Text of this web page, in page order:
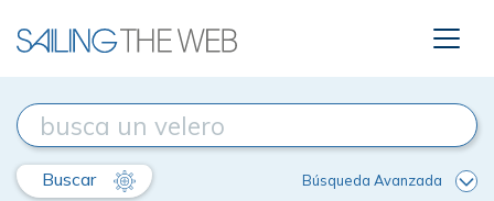
Buscar Búsqueda Avanzada